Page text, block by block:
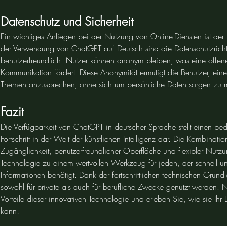
Datenschutz und Sicherheit
Ein wichtiges Anliegen bei der Nutzung von Online-Diensten ist der
der Verwendung von ChatGPT auf Deutsch sind die
benutzerfreundlich. Nutzer können anonym bleiben, was eine
Kommunikation fördert. Diese Anonymität ermutigt die Benutzer,
Themen anzusprechen, ohne sich um persönliche Daten sorgen zu
Fazit
Die Verfügbarkeit von ChatGPT in deutscher Sprache stellt einen
Fortschritt in der Welt der künstlichen Intelligenz dar. Die
Zugänglichkeit, benutzerfreundlicher Oberfläche und flexibler
Technologie zu einem wertvollen Werkzeug für jeden, der schnell
Informationen benötigt. Dank der fortschrittlichen technischen
sowohl für private als auch für berufliche Zwecke genutzt werden.
Vorteile dieser innovativen Technologie und erleben Sie, wie sie Ihr
kann!